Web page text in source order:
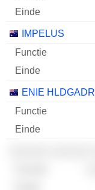
IMPELUS
ENIE HLDGADR